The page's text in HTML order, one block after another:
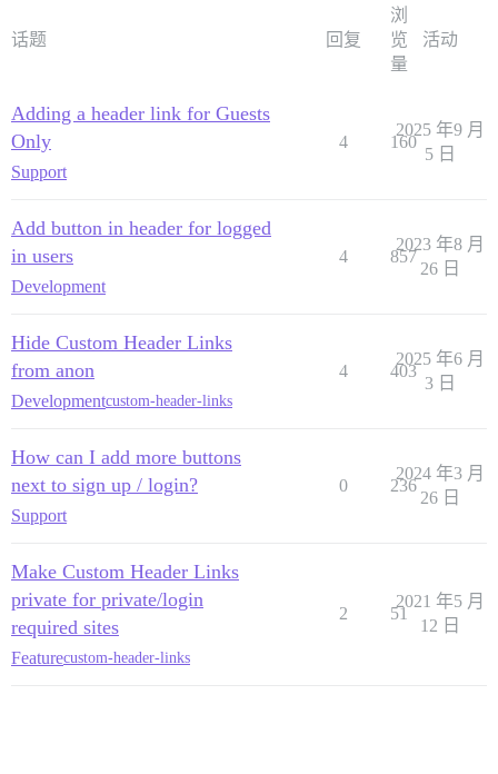
话题 回复
浏
览
量
活动
Adding a header link for Guests
Only
Support
4 160
2025 年9 月
5 日
Add button in header for logged
in users
Development
4 857
2023 年8 月
26 日
Hide Custom Header Links
from anon
Developmentcustom-header-links
4 403
2025 年6 月
3 日
How can I add more buttons
next to sign up / login?
Support
0 236
2024 年3 月
26 日
Make Custom Header Links
private for private/login
required sites
Featurecustom-header-links
2 51
2021 年5 月
12 日